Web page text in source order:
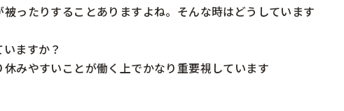
ったりすることありますよね。そんな時はどうしています
ますか？
みやすいことが働く上でかなり重要視しています